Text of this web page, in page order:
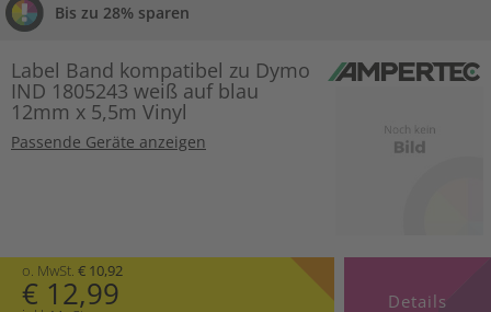
Bis zu 28% sparen
Label Band kompatibel zu Dymo
IND 1805243 weiß auf blau
12mm x 5,5m Vinyl
Passende Geräte anzeigen
o. MwSt. € 10,92
€ 12,99 Details